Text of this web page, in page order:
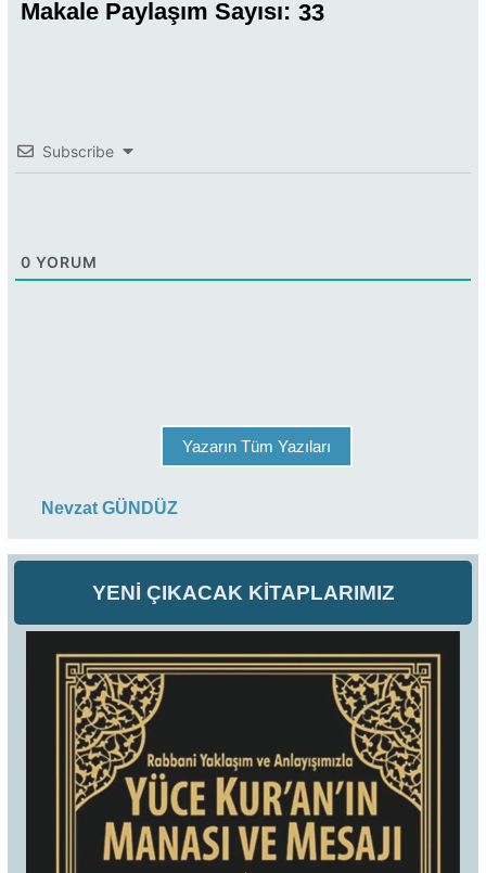
YENİ ÇIKACAK KİTAPLARIMIZ
Makale Paylaşım Sayısı: 33
Subscribe
0 YORUM
Yazarın Tüm Yazıları
Nevzat GÜNDÜZ